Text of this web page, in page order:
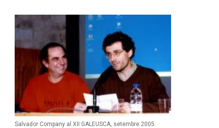
Salvador Company al XII GALEUSCA, setembre 2005.